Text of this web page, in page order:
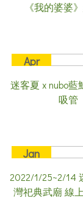
《我的婆婆
Apr
2022
迷客夏 x nubo藍
吸管
Jan
2022
2022/1/25~2/14
灣祀典武廟 線